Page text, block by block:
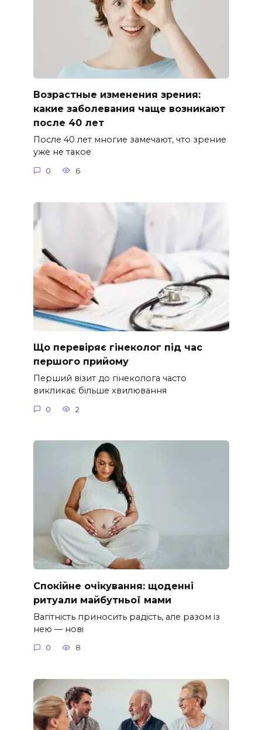
Возрастные изменения зрения:
какие заболевания чаще возникают
после 40 лет
После 40 лет многие замечают, что зрение
уже не такое
0 6
Що перевіряє гінеколог під час
першого прийому
Перший візит до гінеколога часто
викликає більше хвилювання
0 2
Спокійне очікування: щоденні
ритуали майбутньої мами
Вагітність приносить радість, але разом із
нею — нові
0 8